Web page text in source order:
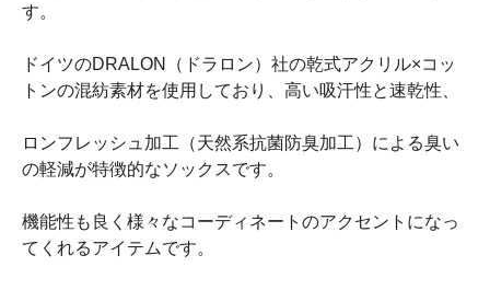
す。
ドイツのDRALON（ドラロン）社の乾式アクリル×コッ
トンの混紡素材を使用しており、高い吸汗性と速乾性、
ロンフレッシュ加工（天然系抗菌防臭加工）による臭い
の軽減が特徴的なソックスです。
機能性も良く様々なコーディネートのアクセントになっ
てくれるアイテムです。